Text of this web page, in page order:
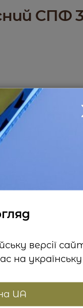
СПФ
версії
на українську
UA